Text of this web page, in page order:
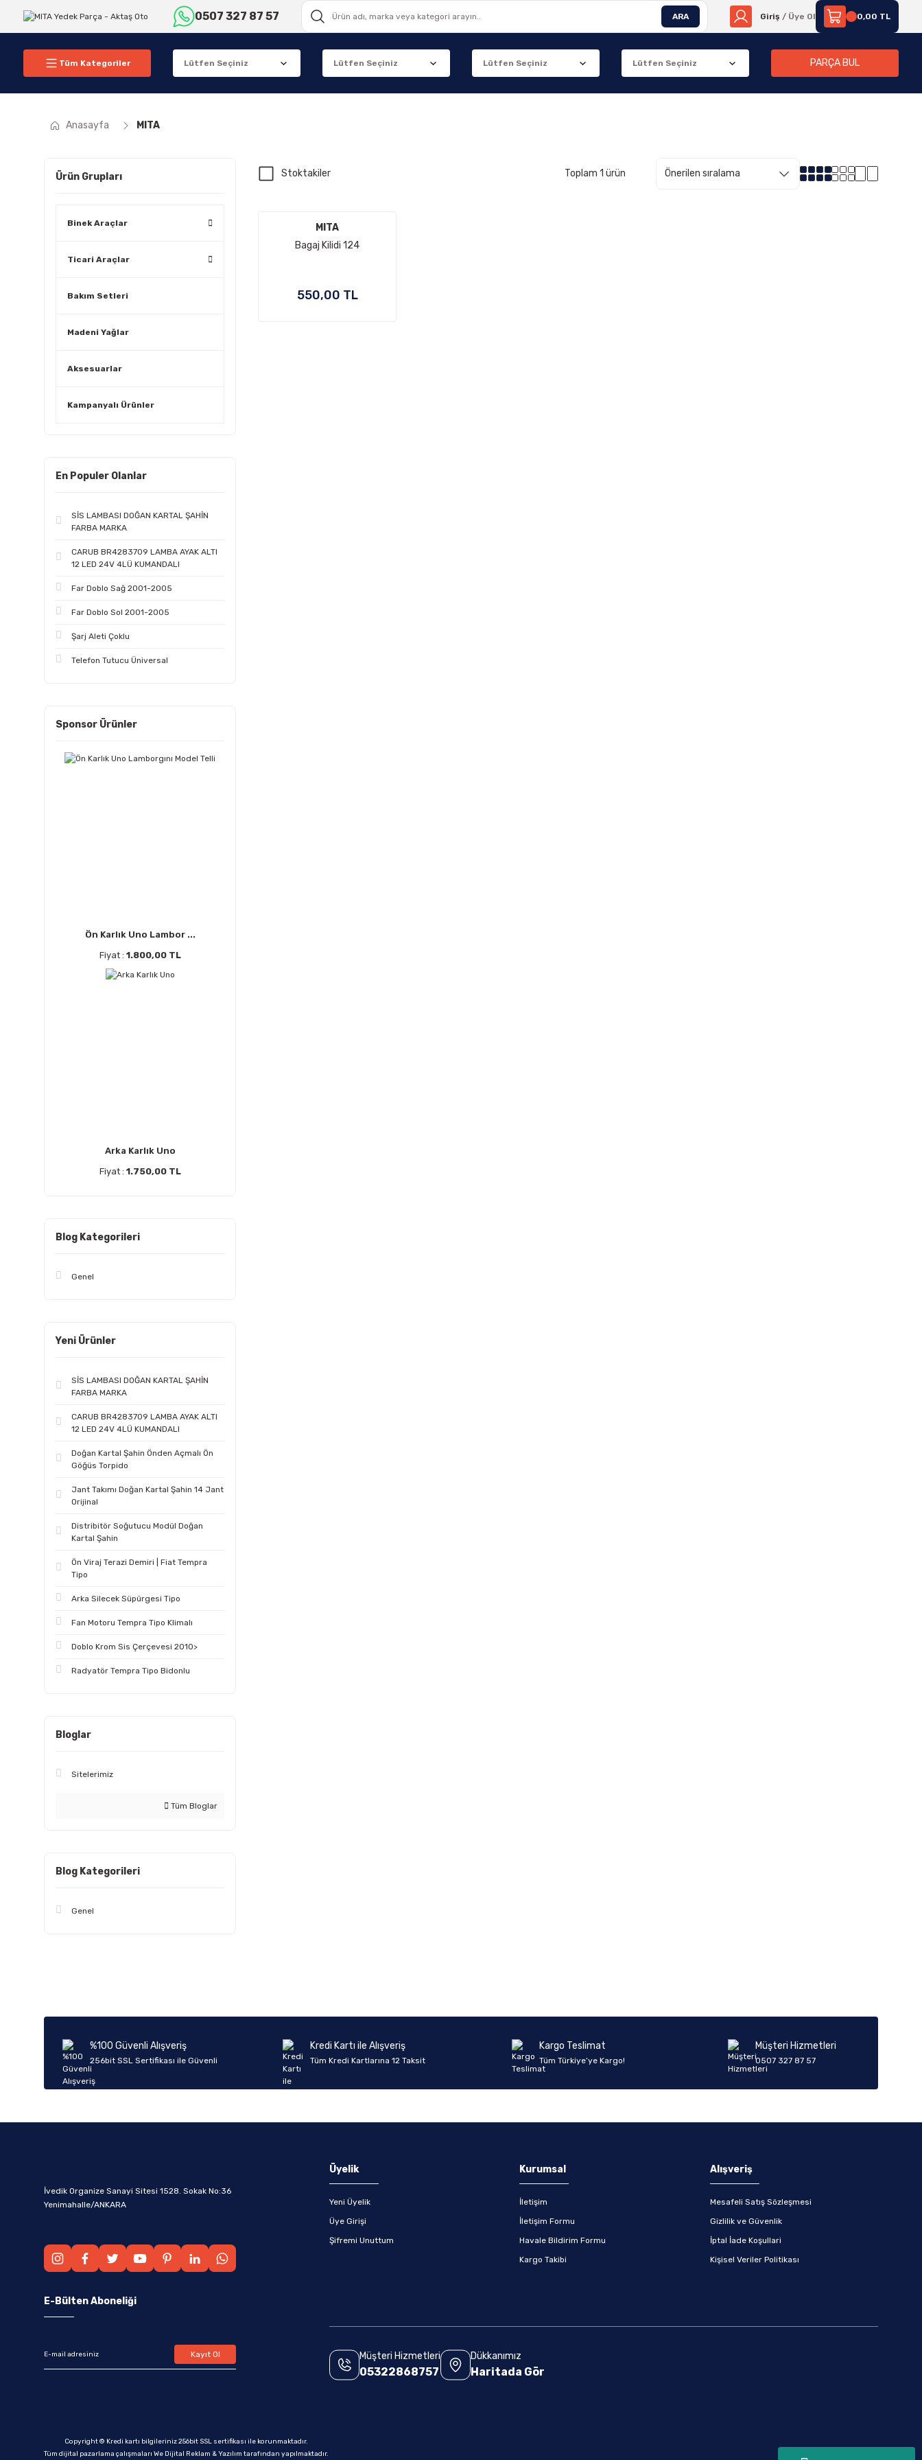
0507 327 87 57 ARA Giriş / Üye Ol 0,00 TL
Tüm Kategoriler PARÇA BUL
Anasayfa MITA
Ürün Grupları
Binek Araçlar
Ticari Araçlar
Bakım Setleri
Madeni Yağlar
Aksesuarlar
Kampanyalı Ürünler
En Populer Olanlar
SİS LAMBASI DOĞAN KARTAL ŞAHİN
FARBA MARKA
CARUB BR4283709 LAMBA AYAK ALTI
12 LED 24V 4LÜ KUMANDALI
Far Doblo Sağ 2001-2005
Far Doblo Sol 2001-2005
Şarj Aleti Çoklu
Telefon Tutucu Üniversal
Sponsor Ürünler
Ön Karlık Uno Lambor ...
Fiyat : 1.800,00 TL
Arka Karlık Uno
Fiyat : 1.750,00 TL
Blog Kategorileri
Genel
Yeni Ürünler
SİS LAMBASI DOĞAN KARTAL ŞAHİN
FARBA MARKA
CARUB BR4283709 LAMBA AYAK ALTI
12 LED 24V 4LÜ KUMANDALI
Doğan Kartal Şahin Önden Açmalı Ön
Göğüs Torpido
Jant Takımı Doğan Kartal Şahin 14 Jant
Orijinal
Distribitör Soğutucu Modül Doğan
Kartal Şahin
Ön Viraj Terazi Demiri | Fiat Tempra
Tipo
Arka Silecek Süpürgesi Tipo
Fan Motoru Tempra Tipo Klimalı
Doblo Krom Sis Çerçevesi 2010>
Radyatör Tempra Tipo Bidonlu
Bloglar
Sitelerimiz
Tüm Bloglar
Blog Kategorileri
Genel
Stoktakiler Toplam 1 ürün
MITA
Bagaj Kilidi 124
550,00 TL
%100 Güvenli Alışveriş
256bit SSL Sertifikası ile Güvenli
Kredi Kartı ile Alışveriş
Tüm Kredi Kartlarına 12 Taksit
Kargo Teslimat
Tüm Türkiye’ye Kargo!
Müşteri Hizmetleri
0507 327 87 57
İvedik Organize Sanayi Sitesi 1528. Sokak No:36
Yenimahalle/ANKARA
Üyelik
Yeni Üyelik
Üye Girişi
Şifremi Unuttum
Kurumsal
İletişim
İletişim Formu
Havale Bildirim Formu
Kargo Takibi
Alışveriş
Mesafeli Satış Sözleşmesi
Gizlilik ve Güvenlik
İptal İade Koşullari
Kişisel Veriler Politikası
E-Bülten Aboneliği
Kayıt Ol Müşteri Hizmetleri
05322868757
Dükkanımız
Haritada Gör
Copyright © Kredi kartı bilgileriniz 256bit SSL sertifikası ile korunmaktadır.
Tüm dijital pazarlama çalışmaları We Dijital Reklam & Yazılım tarafından yapılmaktadır.